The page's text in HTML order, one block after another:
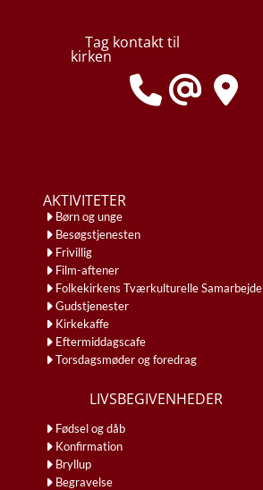
Tag kontakt til
kirken
AKTIVITETER
Børn og unge
Besøgstjenesten
Frivillig
Film-aftener
Folkekirkens Tværkulturelle Samarbejde
Gudstjenester
Kirkekaffe
Eftermiddagscafe
Torsdagsmøder og foredrag
LIVSBEGIVENHEDER
Fødsel og dåb
Konfirmation
Bryllup
Begravelse